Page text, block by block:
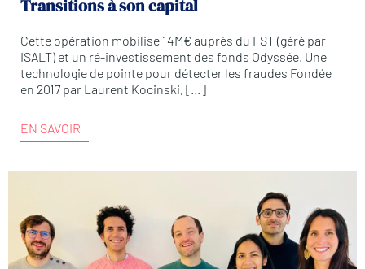
Transitions à son capital
Cette opération mobilise 14M€ auprès du FST (géré par
ISALT) et un ré-investissement des fonds Odyssée. Une
technologie de pointe pour détecter les fraudes Fondée
en 2017 par Laurent Kocinski, […]
EN SAVOIR